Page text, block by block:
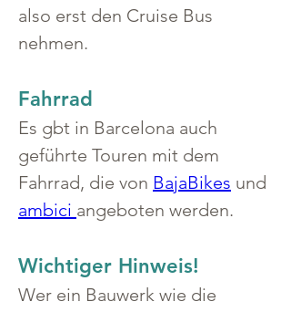
also erst den Cruise Bus
nehmen.
Fahrrad
Es gbt in Barcelona auch
geführte Touren mit dem
Fahrrad, die von BajaBikes und
ambici angeboten werden.
Wichtiger Hinweis!
Wer ein Bauwerk wie die